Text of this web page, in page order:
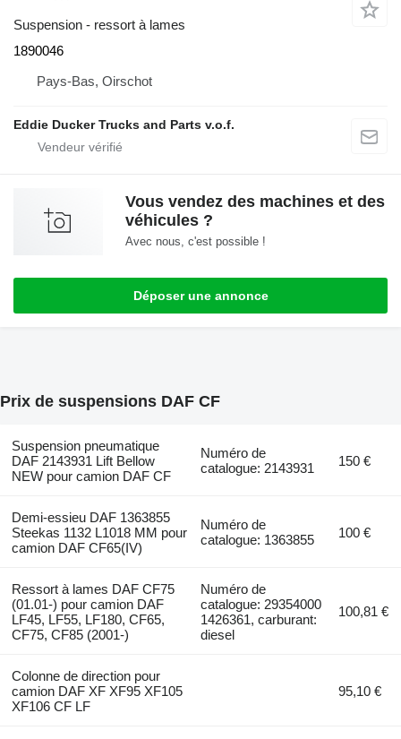
Suspension - ressort à lames
1890046
Pays-Bas, Oirschot
Eddie Ducker Trucks and Parts v.o.f.
Vous vendez des machines et des
véhicules ?
Avec nous, c'est possible !
Déposer une annonce
Prix de suspensions DAF CF
Suspension pneumatique
DAF 2143931 Lift Bellow
NEW pour camion DAF CF
Numéro de
catalogue: 2143931
150 €
Demi-essieu DAF 1363855
Steekas 1132 L1018 MM pour
camion DAF CF65(IV)
Numéro de
catalogue: 1363855
100 €
Ressort à lames DAF CF75
(01.01-) pour camion DAF
LF45, LF55, LF180, CF65,
CF75, CF85 (2001-)
Numéro de
catalogue: 29354000
1426361, carburant:
diesel
100,81 €
Colonne de direction pour
camion DAF XF XF95 XF105
XF106 CF LF
95,10 €